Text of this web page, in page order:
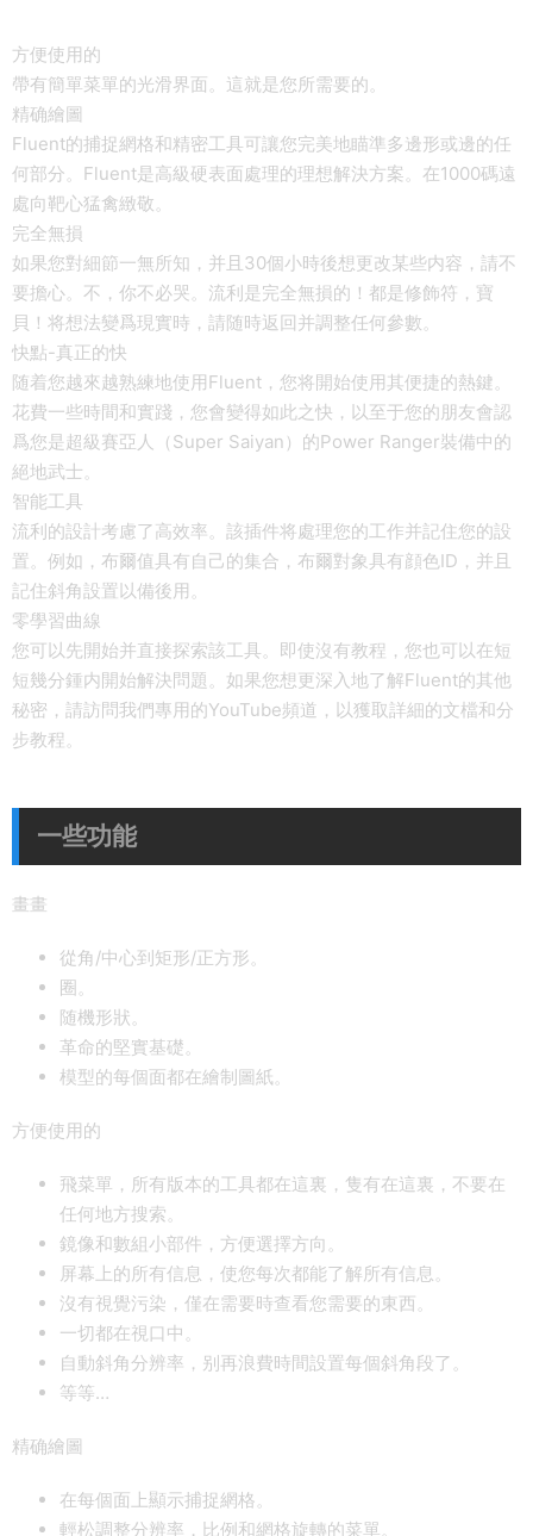
方便使用的
帶有簡單菜單的光滑界面。這就是您所需要的。
精确繪圖
Fluent的捕捉網格和精密工具可讓您完美地瞄準多邊形或邊的任
何部分。Fluent是高級硬表面處理的理想解決方案。在1000碼遠
處向靶心猛禽緻敬。
完全無損
如果您對細節一無所知，并且30個小時後想更改某些内容，請不
要擔心。不，你不必哭。流利是完全無損的！都是修飾符，寶
貝！将想法變爲現實時，請随時返回并調整任何參數。
快點-真正的快
随着您越來越熟練地使用Fluent，您将開始使用其便捷的熱鍵。
花費一些時間和實踐，您會變得如此之快，以至于您的朋友會認
爲您是超級賽亞人（Super Saiyan）的Power Ranger裝備中的
絕地武士。
智能工具
流利的設計考慮了高效率。該插件将處理您的工作并記住您的設
置。例如，布爾值具有自己的集合，布爾對象具有顔色ID，并且
記住斜角設置以備後用。
零學習曲線
您可以先開始并直接探索該工具。即使沒有教程，您也可以在短
短幾分鍾内開始解決問題。如果您想更深入地了解Fluent的其他
秘密，請訪問我們專用的YouTube頻道，以獲取詳細的文檔和分
步教程。
一些功能
畫畫
從角/中心到矩形/正方形。
圈。
随機形狀。
革命的堅實基礎。
模型的每個面都在繪制圖紙。
方便使用的
飛菜單，所有版本的工具都在這裏，隻有在這裏，不要在
任何地方搜索。
鏡像和數組小部件，方便選擇方向。
屏幕上的所有信息，使您每次都能了解所有信息。
沒有視覺污染，僅在需要時查看您需要的東西。
一切都在視口中。
自動斜角分辨率，别再浪費時間設置每個斜角段了。
等等…
精确繪圖
在每個面上顯示捕捉網格。
輕松調整分辨率，比例和網格旋轉的菜單。